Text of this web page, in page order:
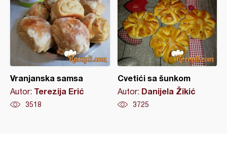
Vranjanska samsa
Autor: Terezija Erić
3518
Cvetići sa šunkom
Autor: Danijela Žikić
3725